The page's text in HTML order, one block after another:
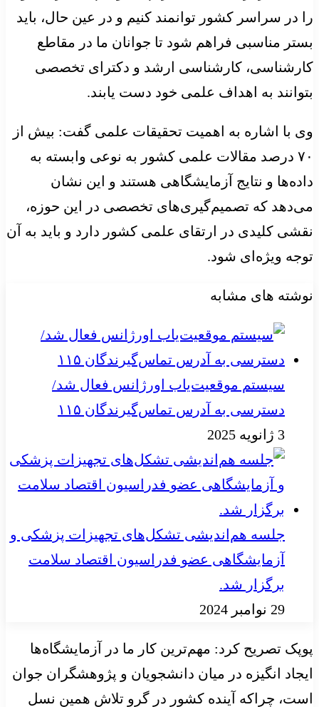
را در سراسر کشور توانمند کنیم و در عین حال، باید
بستر مناسبی فراهم شود تا جوانان ما در مقاطع
کارشناسی، کارشناسی ارشد و دکترای تخصصی
بتوانند به اهداف علمی خود دست یابند.
وی با اشاره به اهمیت تحقیقات علمی گفت: بیش از
۷۰ درصد مقالات علمی کشور به نوعی وابسته به
داده‌ها و نتایج آزمایشگاهی هستند و این نشان
می‌دهد که تصمیم‌گیری‌های تخصصی در این حوزه،
نقشی کلیدی در ارتقای علمی کشور دارد و باید به آن
توجه ویژه‌ای شود.
نوشته های مشابه
سیستم موقعیت‌یاب اورژانس فعال شد/
دسترسی به آدرس تماس‌گیرندگان ۱۱۵
3 ژانویه 2025
جلسه هم‌اندیشی تشکل‌های تجهیزات پزشکی و
آزمایشگاهی عضو فدراسیون اقتصاد سلامت
برگزار شد.
29 نوامبر 2024
پوپک تصریح کرد: مهم‌ترین کار ما در آزمایشگاه‌ها
ایجاد انگیزه در میان دانشجویان و پژوهشگران جوان
است، چراکه آینده کشور در گرو تلاش همین نسل